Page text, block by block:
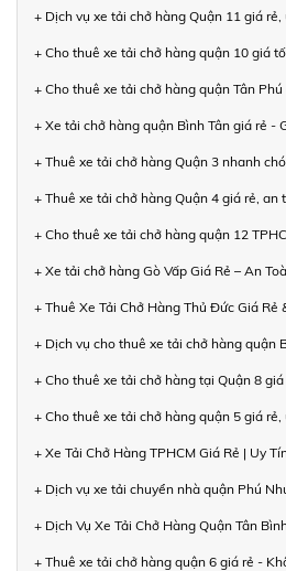
+ Dịch vụ xe tải chở hàng Quận 11 giá
+ Cho thuê xe tải chở hàng quận 10 giá
+ Cho thuê xe tải chở hàng quận Tân
+ Xe tải chở hàng quận Bình Tân giá rẻ -
+ Thuê xe tải chở hàng Quận 3 nhanh
+ Thuê xe tải chở hàng Quận 4 giá rẻ, an
+ Cho thuê xe tải chở hàng quận 12
+ Xe tải chở hàng Gò Vấp Giá Rẻ – An
+ Thuê Xe Tải Chở Hàng Thủ Đức Giá Rẻ
+ Dịch vụ cho thuê xe tải chở hàng quận
+ Cho thuê xe tải chở hàng tại Quận 8
+ Cho thuê xe tải chở hàng quận 5 giá rẻ,
+ Xe Tải Chở Hàng TPHCM Giá Rẻ | Uy
+ Dịch vụ xe tải chuyển nhà quận Phú
+ Dịch Vụ Xe Tải Chở Hàng Quận Tân
+ Thuê xe tải chở hàng quận 6 giá rẻ -